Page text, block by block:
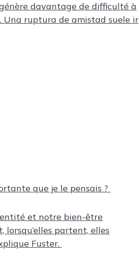
davantage de difficulté à
Una ruptura de amistad suele ir
que je le pensais ?
et notre bien-être
partent, elles
Fuster.